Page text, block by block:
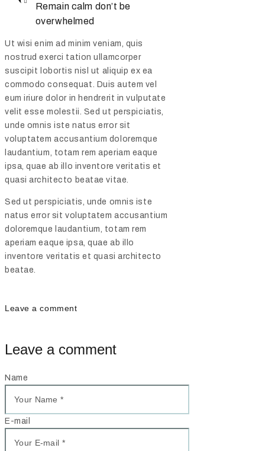
Remain calm don’t be
overwhelmed
Ut wisi enim ad minim veniam, quis
nostrud exerci tation ullamcorper
suscipit lobortis nisl ut aliquip ex ea
commodo consequat. Duis autem vel
eum iriure dolor in hendrerit in vulputate
velit esse molestii. Sed ut perspiciatis,
unde omnis iste natus error sit
voluptatem accusantium doloremque
laudantium, totam rem aperiam eaque
ipsa, quae ab illo inventore veritatis et
quasi architecto beatae vitae.
Sed ut perspiciatis, unde omnis iste
natus error sit voluptatem accusantium
doloremque laudantium, totam rem
aperiam eaque ipsa, quae ab illo
inventore veritatis et quasi architecto
beatae.
Leave a comment
Leave a comment
Name
E-mail